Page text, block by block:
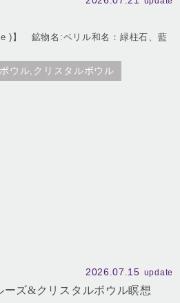
)】 鉱物名:ベリル和名：緑柱石、藍
ウル,クリスタルボウル
2026.07.15 update
ーズ&クリスタルボウル瞑想